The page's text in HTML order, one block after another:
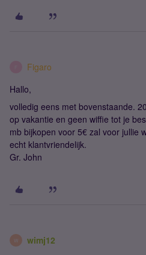
Figaro
Hallo,
volledig eens met bovenstaande.
op vakantie en geen wiffie tot je
mb bijkopen voor 5€ zal voor jullie
echt klantvriendelijk.
Gr. John
W wimj12